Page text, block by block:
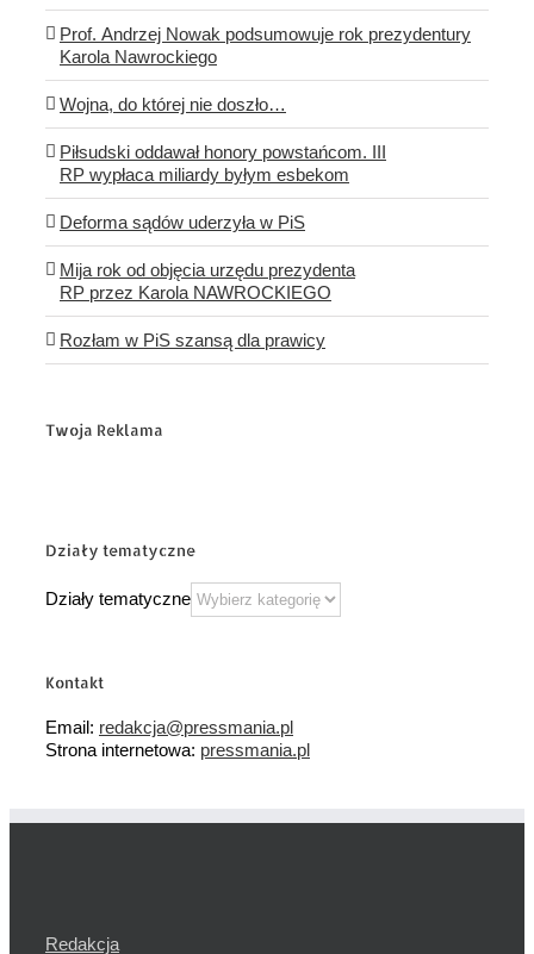
Prof. Andrzej Nowak podsumowuje rok prezydentury
Karola Nawrockiego
Wojna, do której nie doszło…
Piłsudski oddawał honory powstańcom. III
RP wypłaca miliardy byłym esbekom
Deforma sądów uderzyła w PiS
Mija rok od objęcia urzędu prezydenta
RP przez Karola NAWROCKIEGO
Rozłam w PiS szansą dla prawicy
Twoja Reklama
Działy tematyczne
Działy tematyczne
Kontakt
Email: redakcja@pressmania.pl
Strona internetowa: pressmania.pl
Redakcja